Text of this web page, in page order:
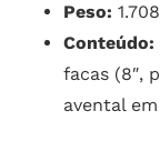
Peso:
Conteúdo:
facas (8″,
avental